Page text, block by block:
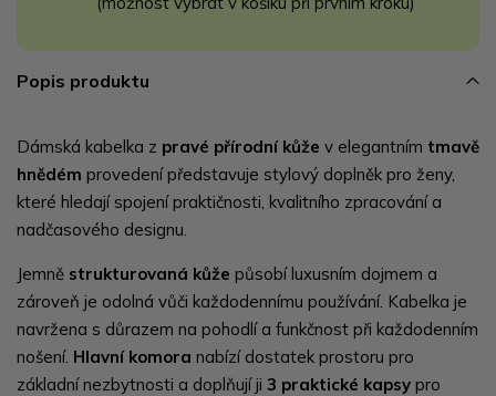
Popis produktu
Dámská kabelka z pravé přírodní kůže v elegantním tmavě
hnědém provedení představuje stylový doplněk pro ženy,
které hledají spojení praktičnosti, kvalitního zpracování a
nadčasového designu.
Jemně strukturovaná kůže působí luxusním dojmem a
zároveň je odolná vůči každodennímu používání. Kabelka je
navržena s důrazem na pohodlí a funkčnost při každodenním
nošení. Hlavní komora nabízí dostatek prostoru pro
základní nezbytnosti a doplňují ji 3 praktické kapsy pro